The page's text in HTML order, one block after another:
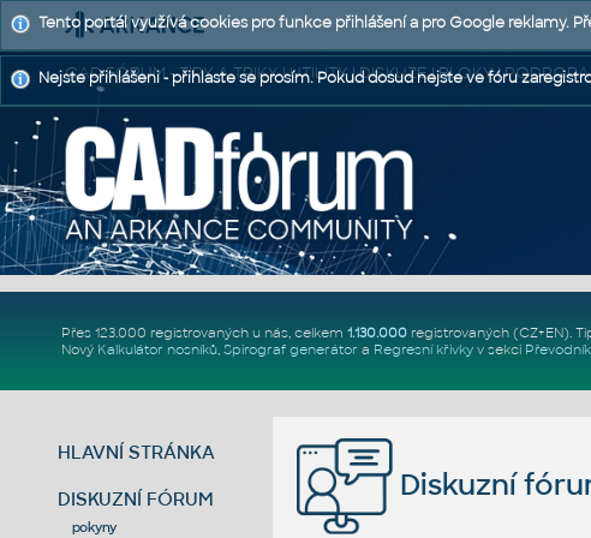
CAD FÓRUM - TIPY A TRIKY | UTILITY | DISKUZE | BLOKY |
Přes 123.000 registrovaných u nás, celkem 1.130.000registrovaných (CZ+EN).
Nový Kalkulátor nosníků, Spirograf generátor a Regresní křivkyv sekci
HLAVNÍ STRÁNKA
DISKUZNÍ FÓRUM
pokyny
Diskuzní
Tento portál využívá cookies pro funkce přihlášení a pro Google reklamy.
Nejste přihlášeni - přihlaste se prosím. Pokud dosud nejste ve fóru